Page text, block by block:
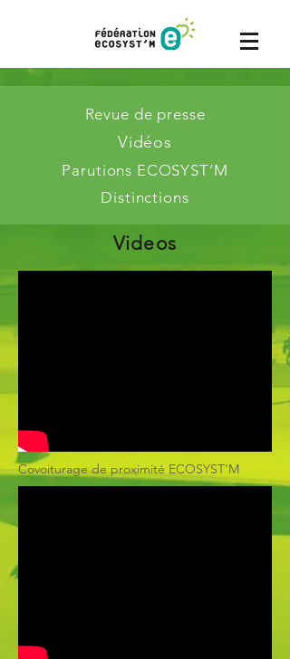
Revue de presse
Vidéos
Parutions ECOSYST’M
Distinctions
Videos
Covoiturage de proximité ECOSYST'M